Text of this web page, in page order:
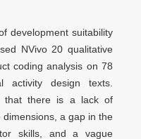
development suitability
NVivo 20 qualitative
coding analysis on 78
activity design texts.
that there is a lack of
a gap in the
skills, and a vague